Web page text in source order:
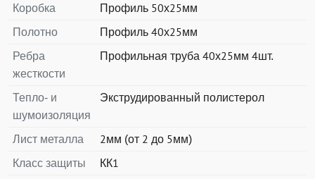
Коробка
Профиль 50х25мм
Полотно
Профиль 40х25мм
Ребра
жесткости
Профильная труба 40х25мм 4шт.
Тепло- и
шумоизоляция
Экструдированный полистерол
Лист металла
2мм (от 2 до 5мм)
Класс защиты
КК1